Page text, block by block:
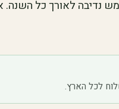
נדיבה לאורך כל השנה.
לכל הארץ.